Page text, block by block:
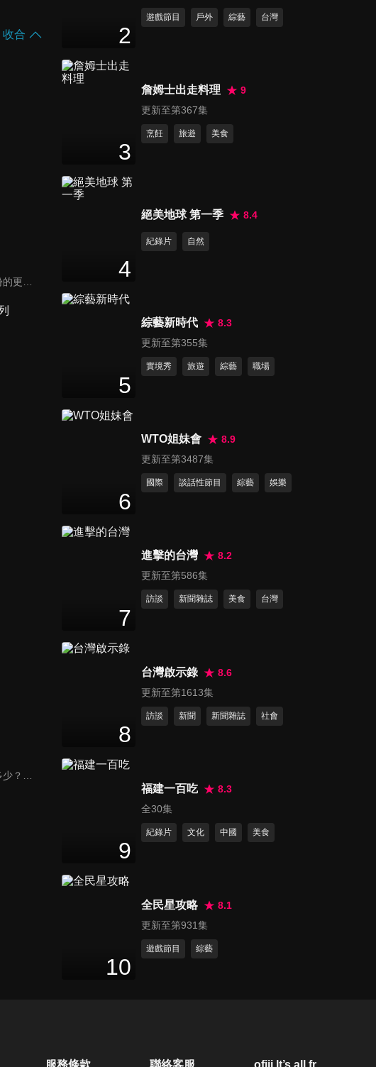
收合
日常生活的小秘訣知多少？由理財專家賴憲政、美麗人妻季芹，用貼近民心的實際案例、最新時事的話題來分析研討，讓你了解生活中的理財消費、民生、旅遊等問題。
47 分鐘
47分鐘
第41集 媽媽缺點自我檢討大
平衡的蹺蹺板！
47
第44集 教夫如教狗？！如何戒
掉另一半的壞習慣！
招數大公開！
第46集 雙修請找老公！神棍騙
第47集 男人好色全都露！寶寶
知道只是寶寶不說！
47
第49集 買菜也有學問！500元
解決全家人一週晚餐！
在外媽媽心驚驚！
第52集 口耳相傳的醫療保健迷
思大解密！
47分鐘
2
遊戲節目 戶外 綜藝 台灣
3
詹姆士出走料理
9
更新至第367集
烹飪 旅遊 美食
4
絕美地球 第一季 8.4
紀錄片 自然
5
綜藝新時代
8.3
更新至第355集
實境秀 旅遊 綜藝 職場
6
WTO姐妹會
8.9
更新至第3487集
國際 談話性節目 綜藝 娛樂
7
進擊的台灣
8.2
更新至第586集
訪談 新聞雜誌 美食 台灣
8
台灣啟示錄
8.6
更新至第1613集
訪談 新聞 新聞雜誌 社會
9
福建一百吃
8.3
全30集
紀錄片 文化 中國 美食
10
全民星攻略
8.1
更新至第931集
遊戲節目 綜藝
服務條款 聯絡客服